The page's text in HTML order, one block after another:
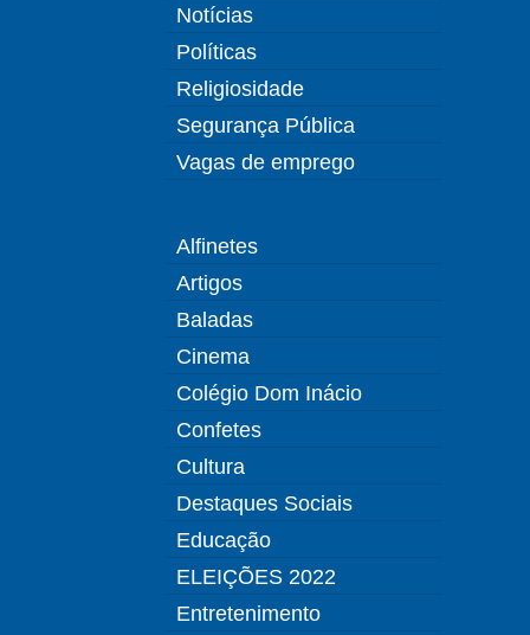
Notícias
Políticas
Religiosidade
Segurança Pública
Vagas de emprego
Alfinetes
Artigos
Baladas
Cinema
Colégio Dom Inácio
Confetes
Cultura
Destaques Sociais
Educação
ELEIÇÕES 2022
Entretenimento